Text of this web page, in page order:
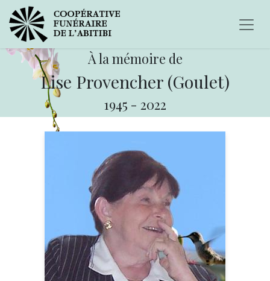
À la mémoire de
Lise Provencher (Goulet)
1945 - 2022